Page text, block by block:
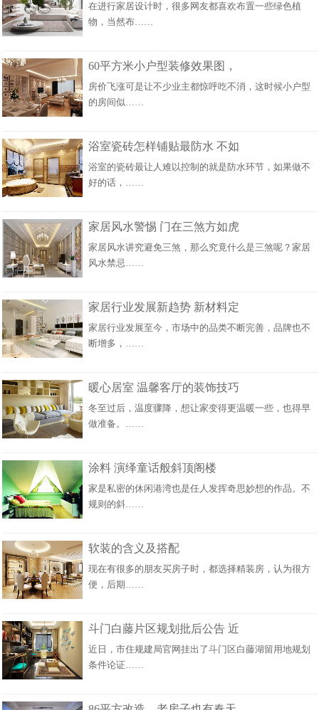
在进行家居设计时，很多网友都喜欢布置一些绿色植
物，当然布……
60平方米小户型装修效果图，
房价飞涨可是让不少业主都惊呼吃不消，这时候小户型
的房间似……
浴室瓷砖怎样铺贴最防水 不如
浴室的瓷砖最让人难以控制的就是防水环节，如果做不
好的话，……
家居风水警惕 门在三煞方如虎
家居风水讲究避免三煞，那么究竟什么是三煞呢？家居
风水禁忌……
家居行业发展新趋势 新材料定
家居行业发展至今，市场中的品类不断完善，品牌也不
断增多，……
暖心居室 温馨客厅的装饰技巧
冬至过后，温度骤降，想让家变得更温暖一些，也得早
做准备。……
涂料 演绎童话般斜顶阁楼
家是私密的休闲港湾也是任人发挥奇思妙想的作品。不
规则的斜……
软装的含义及搭配
现在有很多的朋友买房子时，都选择精装房，认为很方
便，后期……
斗门白藤片区规划批后公告 近
近日，市住规建局官网挂出了斗门区白藤湖留用地规划
条件论证……